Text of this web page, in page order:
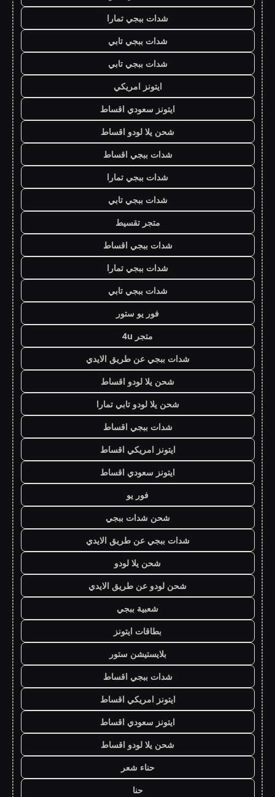
شدات ببجي تمارا
شدات ببجي تابي
شدات ببجي تابي
ايتونز امريكي
ايتونز سعودي اقساط
شحن يلا لودو اقساط
شدات ببجي اقساط
شدات ببجي تمارا
شدات ببجي تابي
متجر تقسيط
شدات ببجي اقساط
شدات ببجي تمارا
شدات ببجي تابي
فور يو ستور
متجر 4u
شدات ببجي عن طريق الايدي
شحن يلا لودو اقساط
شحن يلا لودو تابي تمارا
شدات ببجي اقساط
ايتونز امريكي اقساط
ايتونز سعودي اقساط
فور يو
شحن شدات ببجي
شدات ببجي عن طريق الايدي
شحن يلا لودو
شحن لودو عن طريق الايدي
شعبية ببجي
بطاقات ايتونز
بلايستيشن ستور
شدات ببجي اقساط
ايتونز امريكي اقساط
ايتونز سعودي اقساط
شحن يلا لودو اقساط
حناء شعر
حنا